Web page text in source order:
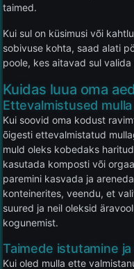
taimed.
Kui sul on küsimusi või
sobivuse kohta, saad alati
poole, kes aitavad sul
Kuidas luua oma
Ettevalmistused
Kui soovid oma kodust
õigesti ettevalmistatud
muld oleks kobedaks
kasutada komposti või
paremini kasvada ja
konteinerites, veendu, et
suured ja neil oleksid
kogunemist.
Taimede istutamine
Kui oled mulla ette